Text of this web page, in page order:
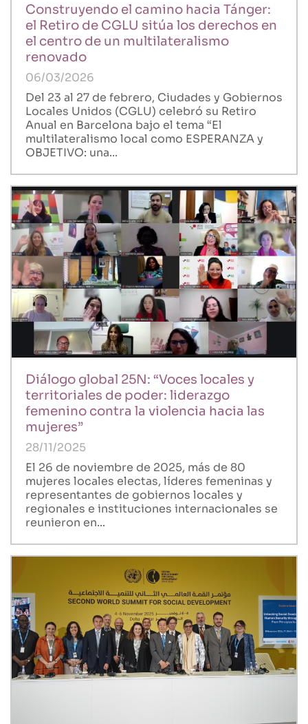
Construyendo el camino hacia Tánger:
el Retiro de CGLU sitúa los derechos en
el centro de un multilateralismo
renovado
06/03/2026
Del 23 al 27 de febrero, Ciudades y Gobiernos
Locales Unidos (CGLU) celebró su Retiro
Anual en Barcelona bajo el tema “El
multilateralismo local como ESPERANZA y
OBJETIVO: una...
Diálogo global 25N: “Voces locales y
territoriales de poder: liderazgo
femenino contra la violencia hacia las
mujeres”
28/11/2025
El 26 de noviembre de 2025, más de 80
mujeres locales electas, líderes femeninas y
representantes de gobiernos locales y
regionales e instituciones internacionales se
reunieron en...